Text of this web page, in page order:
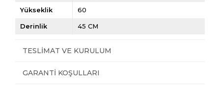
Yükseklik 60
Derinlik 45 CM
TESLIMAT VE KURULUM
GARANTI KOŞULLARI